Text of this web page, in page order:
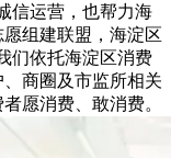
运营，也帮力海
组建联盟，海淀区
们依托海淀区消费
商圈及市监所相关
愿消费、敢消费。